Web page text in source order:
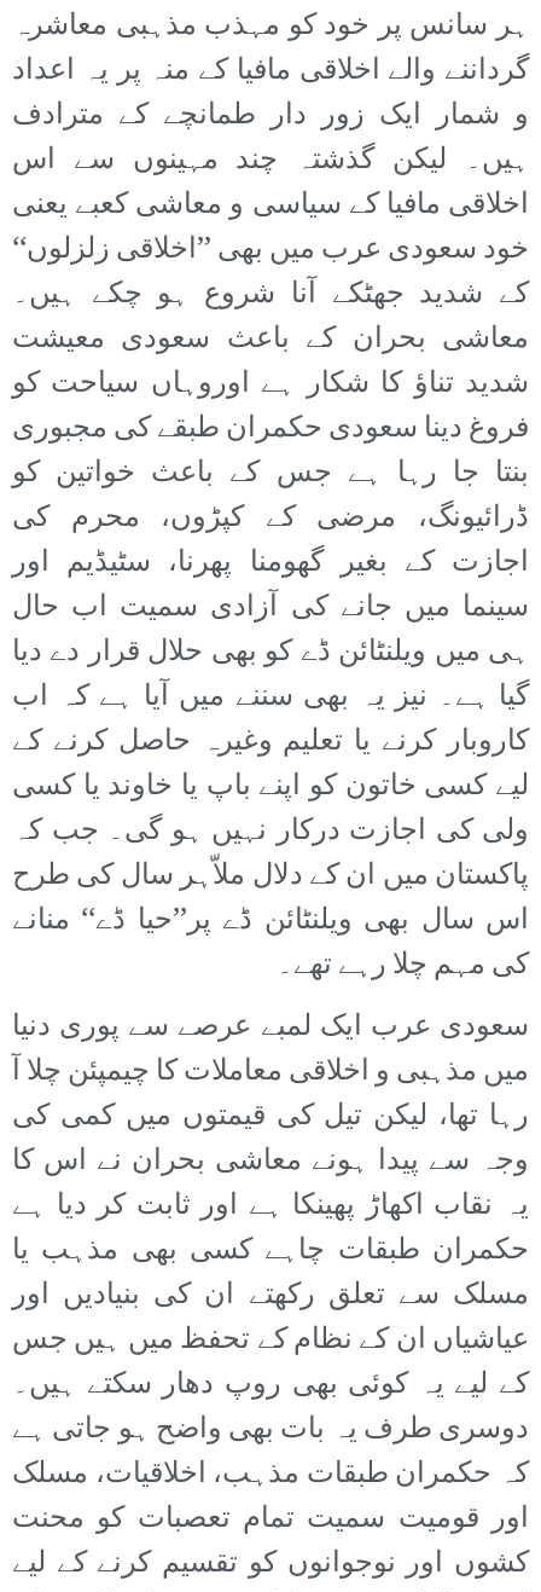
ہر سانس پر خود کو مہذب مذہبی معاشرہ
گرداننے والے اخلاقی مافیا کے منہ پر یہ اعداد
و شمار ایک زور دار طمانچے کے مترادف
ہیں۔ لیکن گذشتہ چند مہینوں سے اس
اخلاقی مافیا کے سیاسی و معاشی کعبے یعنی
خود سعودی عرب میں بھی ’’اخلاقی زلزلوں‘‘
کے شدید جھٹکے آنا شروع ہو چکے ہیں۔
معاشی بحران کے باعث سعودی معیشت
شدید تناؤ کا شکار ہے اوروہاں سیاحت کو
فروغ دینا سعودی حکمران طبقے کی مجبوری
بنتا جا رہا ہے جس کے باعث خواتین کو
ڈرائیونگ، مرضی کے کپڑوں، محرم کی
اجازت کے بغیر گھومنا پھرنا، سٹیڈیم اور
سینما میں جانے کی آزادی سمیت اب حال
ہی میں ویلنٹائن ڈے کو بھی حلال قرار دے دیا
گیا ہے۔ نیز یہ بھی سننے میں آیا ہے کہ اب
کاروبار کرنے یا تعلیم وغیرہ حاصل کرنے کے
لیے کسی خاتون کو اپنے باپ یا خاوند یا کسی
ولی کی اجازت درکار نہیں ہو گی۔ جب کہ
پاکستان میں ان کے دلال ملاّہر سال کی طرح
اس سال بھی ویلنٹائن ڈے پر’’حیا ڈے‘‘ منانے
کی مہم چلا رہے تھے۔
سعودی عرب ایک لمبے عرصے سے پوری دنیا
میں مذہبی و اخلاقی معاملات کا چیمپئن چلا آ
رہا تھا، لیکن تیل کی قیمتوں میں کمی کی
وجہ سے پیدا ہونے معاشی بحران نے اس کا
یہ نقاب اکھاڑ پھینکا ہے اور ثابت کر دیا ہے
حکمران طبقات چاہے کسی بھی مذہب یا
مسلک سے تعلق رکھتے ان کی بنیادیں اور
عیاشیاں ان کے نظام کے تحفظ میں ہیں جس
کے لیے یہ کوئی بھی روپ دھار سکتے ہیں۔
دوسری طرف یہ بات بھی واضح ہو جاتی ہے
کہ حکمران طبقات مذہب، اخلاقیات، مسلک
اور قومیت سمیت تمام تعصبات کو محنت
کشوں اور نوجوانوں کو تقسیم کرنے کے لیے